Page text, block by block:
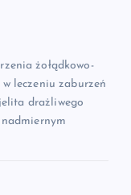
żołądkowo-
leczeniu zaburzeń
drażliwego